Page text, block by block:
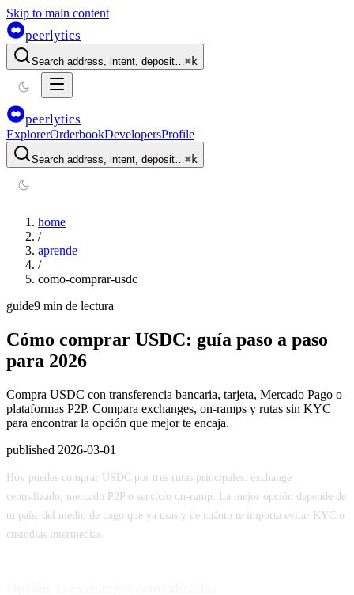
Skip to main content
peerlytics
Search address, intent, deposit…⌘k
peerlytics
ExplorerOrderbookDevelopersProfile
Search address, intent, deposit…⌘k
home
/
aprende
/
como-comprar-usdc
guide9 min de lectura
Cómo comprar USDC: guía paso a paso
para 2026
Compra USDC con transferencia bancaria, tarjeta, Mercado Pago o
plataformas P2P. Compara exchanges, on-ramps y rutas sin KYC
para encontrar la opción que mejor te encaja.
published 2026-03-01
Hoy puedes comprar USDC por tres rutas principales: exchange
centralizado, mercado P2P o servicio on-ramp. La mejor opción depende de
tu país, del medio de pago que ya usas y de cuánto te importa evitar KYC o
custodias intermedias.